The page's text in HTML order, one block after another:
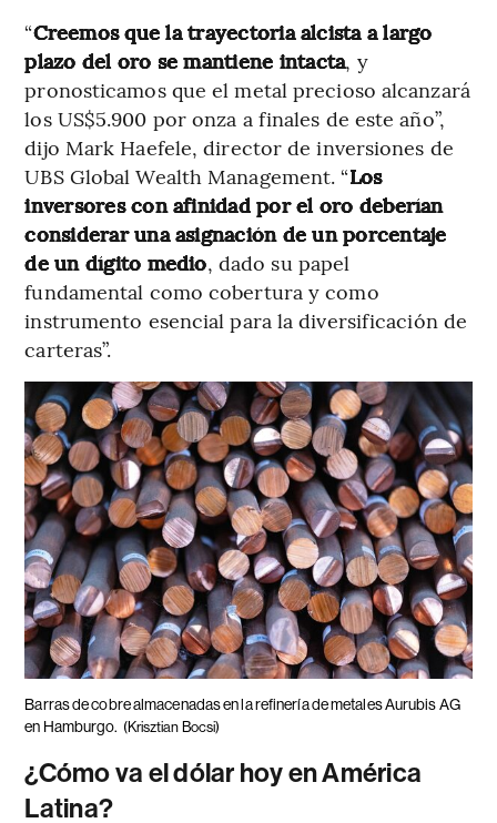
“Creemos que la trayectoria alcista a largo
plazo del oro se mantiene intacta, y
pronosticamos que el metal precioso alcanzará
los US$5.900 por onza a finales de este año”,
dijo Mark Haefele, director de inversiones de
UBS Global Wealth Management. “Los
inversores con afinidad por el oro deberían
considerar una asignación de un porcentaje
de un dígito medio, dado su papel
fundamental como cobertura y como
instrumento esencial para la diversificación de
carteras”.
Barras de cobre almacenadas en la refinería de metales Aurubis AG
en Hamburgo. (Krisztian Bocsi)
¿Cómo va el dólar hoy en América
Latina?